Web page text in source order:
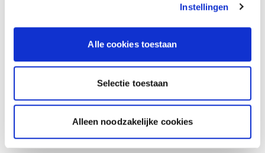
Instellingen
Alle cookies toestaan
Selectie toestaan
Alleen noodzakelijke cookies